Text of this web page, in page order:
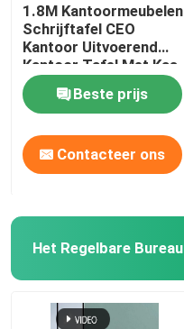
1.8M Kantoormeubelen
Schrijftafel CEO
Kantoor Uitvoerend
Kantoor Tafel Met Kas
Beste prijs
Contacteer ons